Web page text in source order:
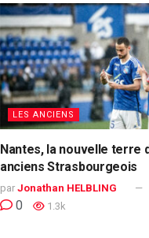
LES ANCIENS
Nantes, la nouvelle terre
anciens Strasbourgeois
par Jonathan HELBLING
0 1.3k